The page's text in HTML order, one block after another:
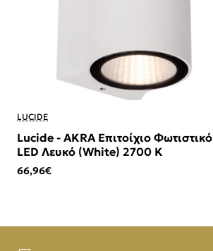
LUCIDE
Lucide - AKRA Επιτοίχιο Φωτιστικό
LED Λευκό (White) 2700 K
66,96€